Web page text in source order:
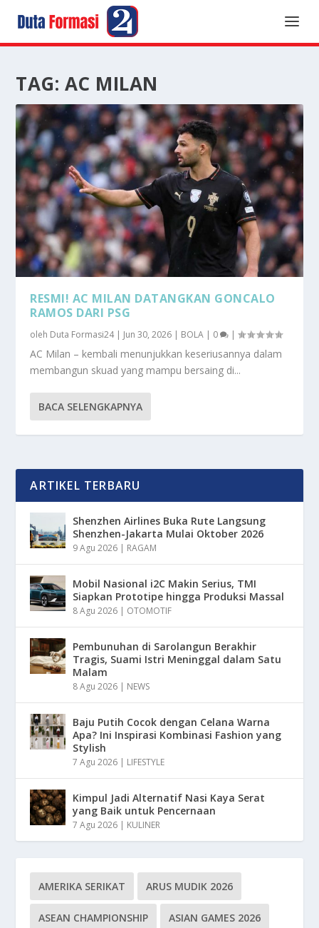
TAG: AC MILAN
RESMI! AC MILAN DATANGKAN GONCALO
RAMOS DARI PSG
oleh Duta Formasi24| Jun 30, 2026 | BOLA | 0 |
AC Milan – kembali menunjukkan keseriusannya dalam
membangun skuad yang mampu bersaing di...
BACA SELENGKAPNYA
ARTIKEL TERBARU
Shenzhen Airlines Buka Rute Langsung
Shenzhen-Jakarta Mulai Oktober 2026
9 Agu 2026 | RAGAM
Mobil Nasional i2C Makin Serius, TMI
Siapkan Prototipe hingga Produksi Massal
8 Agu 2026 | OTOMOTIF
Pembunuhan di Sarolangun Berakhir
Tragis, Suami Istri Meninggal dalam Satu
Malam
8 Agu 2026 | NEWS
Baju Putih Cocok dengan Celana Warna
Apa? Ini Inspirasi Kombinasi Fashion yang
Stylish
7 Agu 2026 | LIFESTYLE
Kimpul Jadi Alternatif Nasi Kaya Serat
yang Baik untuk Pencernaan
7 Agu 2026 | KULINER
AMERIKA SERIKAT ARUS MUDIK 2026
ASEAN CHAMPIONSHIP ASIAN GAMES 2026